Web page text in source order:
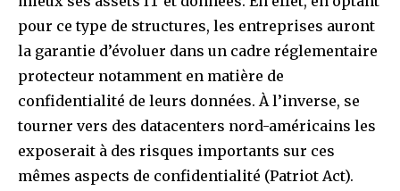
pour ce type de structures, les entreprises auront
la garantie d’évoluer dans un cadre réglementaire
protecteur notamment en matière de
confidentialité de leurs données. À l’inverse, se
tourner vers des datacenters nord-américains les
exposerait à des risques importants sur ces
mêmes aspects de confidentialité (Patriot Act).